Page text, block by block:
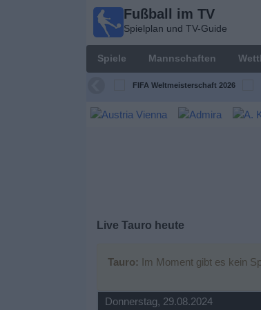
Fußball im TV
Spielplan und TV-Guide
Spiele Mannschaften
FIFA Weltmeisterschaft 2026
Live Tauro heute
Tauro: Im Moment gibt es kein
Donnerstag, 29.08.2024